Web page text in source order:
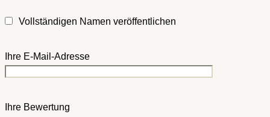
Vollständigen Namen veröffentlichen
Ihre E-Mail-Adresse
Ihre Bewertung